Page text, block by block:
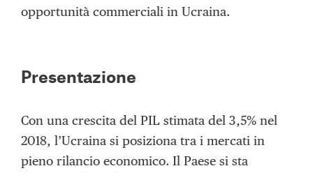
opportunità commerciali in Ucraina.
Presentazione
Con una crescita del PIL stimata del 3,5% nel
2018, l’Ucraina si posiziona tra i mercati in
pieno rilancio economico. Il Paese si sta